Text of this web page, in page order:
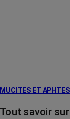
MUCITES ET APHTES
Tout savoir